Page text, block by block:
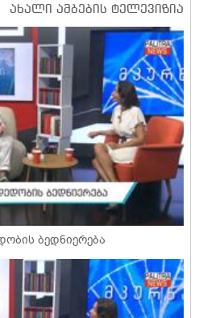
ბედნიერება